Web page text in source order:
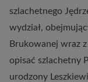
szlachetnego
wydział,
Brukowanej wraz
opisać szlachetny
urodzony